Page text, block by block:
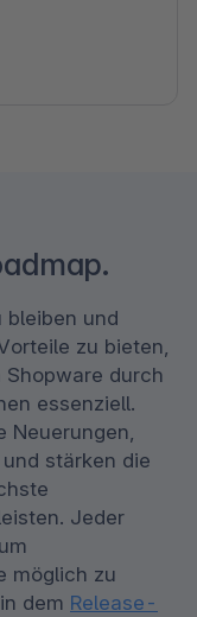
bleiben und
zu bieten,
durch
essenziell.
Neuerungen,
stärken die
Jeder
möglich zu
dem Release-